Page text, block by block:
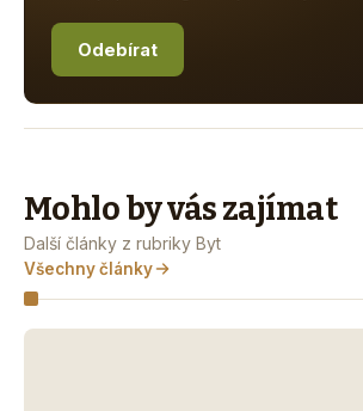
Odebírat
Mohlo by vás zajímat
Další články z rubriky Byt
Všechny články